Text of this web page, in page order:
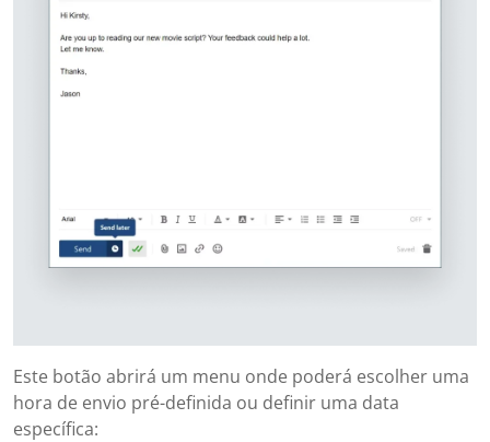
Este botão abrirá um menu onde poderá escolher uma
hora de envio pré-definida ou definir uma data
específica: